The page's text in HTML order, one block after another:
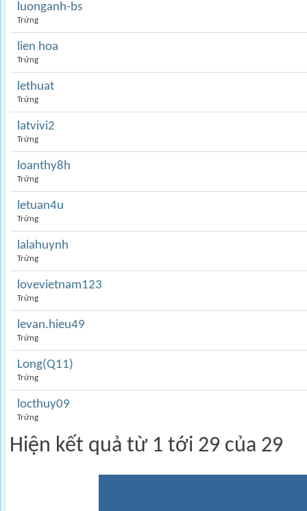
luonganh-bs
Trứng
lien hoa
Trứng
lethuat
Trứng
latvivi2
Trứng
loanthy8h
Trứng
letuan4u
Trứng
lalahuynh
Trứng
lovevietnam123
Trứng
levan.hieu49
Trứng
Long(Q11)
Trứng
locthuy09
Trứng
Hiện kết quả từ 1 tới 29 của 29